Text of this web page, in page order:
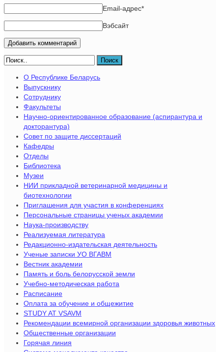
Email-адрес*
Вэбсайт
Поиск
О Республике Беларусь
Выпускнику
Сотруднику
Факультеты
Научно-ориентированное образование (аспирантура и
докторантура)
Совет по защите диссертаций
Кафедры
Отделы
Библиотека
Музеи
НИИ прикладной ветеринарной медицины и
биотехнологии
Приглашения для участия в конференциях
Персональные страницы ученых академии
Наука-производству
Реализуемая литература
Редакционно-издательская деятельность
Ученые записки УО ВГАВМ
Вестник академии
Память и боль белорусской земли
Учебно-методическая работа
Расписание
Оплата за обучение и общежитие
STUDY AT VSAVM
Рекомендации всемирной организации здоровья животных
Общественные организации
Горячая линия